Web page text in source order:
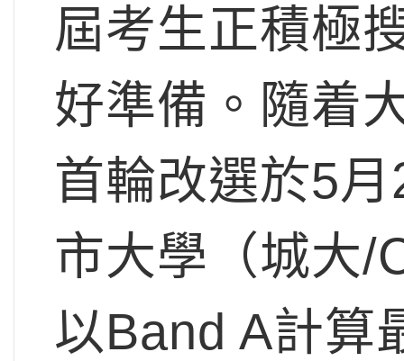
屆考生正積極
好準備。隨着
首輪改選於5
市大學（城大/
以Band A計算